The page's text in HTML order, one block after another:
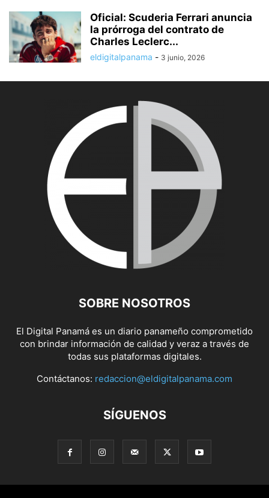
Oficial: Scuderia Ferrari anuncia
la prórroga del contrato de
Charles Leclerc...
eldigitalpanama - 3 junio, 2026
SOBRE NOSOTROS
El Digital Panamá es un diario panameño comprometido
con brindar información de calidad y veraz a través de
todas sus plataformas digitales.
Contáctanos: redaccion@eldigitalpanama.com
SÍGUENOS